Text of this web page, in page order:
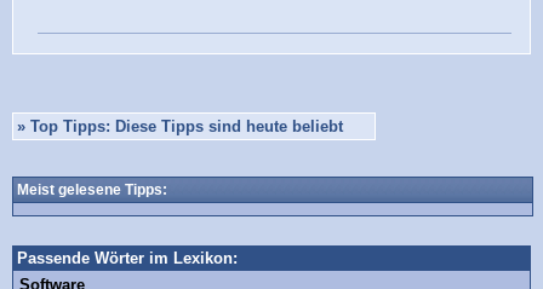
» Top Tipps: Diese Tipps sind heute beliebt
Meist gelesene Tipps:
Passende Wörter im Lexikon:
Software